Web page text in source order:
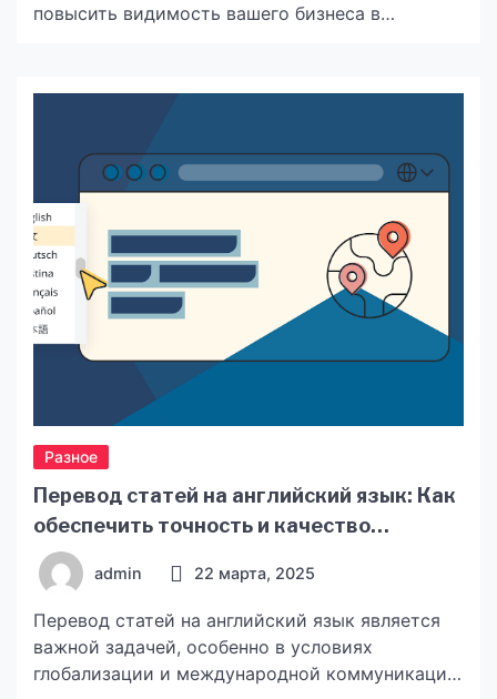
повысить видимость вашего бизнеса в
некорректной работе с отзывами, которые
отзывов В том случае, если со стороны
владельца аккаунта Google […]
Разное
Перевод статей на английский язык: Как
обеспечить точность и качество
перевода
admin 22 марта, 2025
Перевод статей на английский язык является
важной задачей, особенно в условиях
глобализации и международной коммуникации.